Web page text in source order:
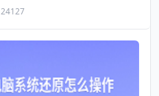
24127